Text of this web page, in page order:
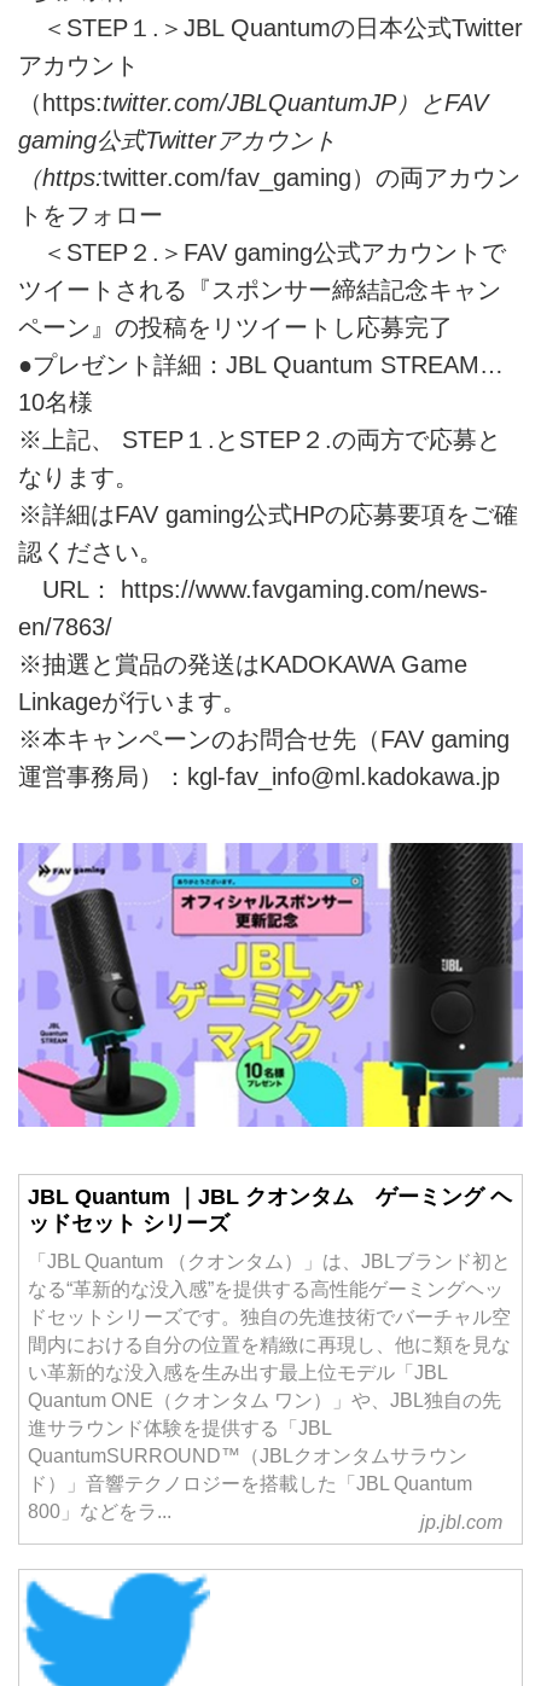
＜STEP１.＞JBL Quantumの日本公式Twitter
アカウント
（https:twitter.com/JBLQuantumJP）とFAV
gaming公式Twitterアカウント
（https:twitter.com/fav_gaming）の両アカウン
トをフォロー
＜STEP２.＞FAV gaming公式アカウントで
ツイートされる『スポンサー締結記念キャン
ペーン』の投稿をリツイートし応募完了
●プレゼント詳細：JBL Quantum STREAM…
10名様
※上記、 STEP１.とSTEP２.の両方で応募と
なります。
※詳細はFAV gaming公式HPの応募要項をご確
認ください。
URL：
https://www.favgaming.com/news-
en/7863/
※抽選と賞品の発送はKADOKAWA Game
Linkageが行います。
※本キャンペーンのお問合せ先（FAV gaming
運営事務局）：kgl-fav_info@ml.kadokawa.jp
JBL Quantum ｜JBL クオンタム ゲーミング ヘ
ッドセット シリーズ
「JBL Quantum （クオンタム）」は、JBLブランド初と
なる“革新的な没入感”を提供する高性能ゲーミングヘッ
ドセットシリーズです。独自の先進技術でバーチャル空
間内における自分の位置を精緻に再現し、他に類を見な
い革新的な没入感を生み出す最上位モデル「JBL
Quantum ONE（クオンタム ワン）」や、JBL独自の先
進サラウンド体験を提供する「JBL
QuantumSURROUND™（JBLクオンタムサラウン
ド）」音響テクノロジーを搭載した「JBL Quantum
800」などをラ...
jp.jbl.com